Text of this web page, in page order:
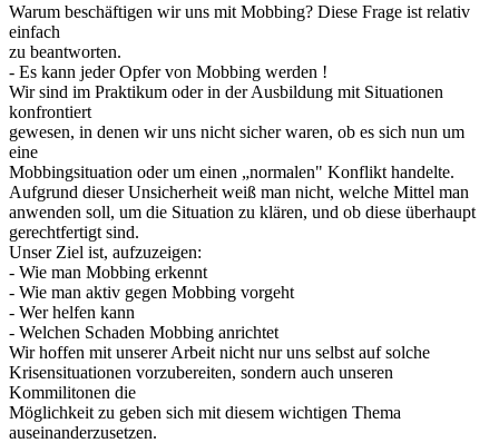
Warum beschäftigen wir uns mit Mobbing? Diese Frage ist relativ
einfach
zu beantworten.
- Es kann jeder Opfer von Mobbing werden !
Wir sind im Praktikum oder in der Ausbildung mit Situationen
konfrontiert
gewesen, in denen wir uns nicht sicher waren, ob es sich nun um
eine
Mobbingsituation oder um einen „normalen" Konflikt handelte.
Aufgrund dieser Unsicherheit weiß man nicht, welche Mittel man
anwenden soll, um die Situation zu klären, und ob diese überhaupt
gerechtfertigt sind.
Unser Ziel ist, aufzuzeigen:
- Wie man Mobbing erkennt
- Wie man aktiv gegen Mobbing vorgeht
- Wer helfen kann
- Welchen Schaden Mobbing anrichtet
Wir hoffen mit unserer Arbeit nicht nur uns selbst auf solche
Krisensituationen vorzubereiten, sondern auch unseren
Kommilitonen die
Möglichkeit zu geben sich mit diesem wichtigen Thema
auseinanderzusetzen.